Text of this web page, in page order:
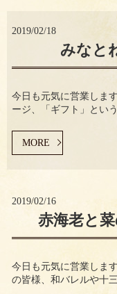
2019/02/18
みなと
今日も元気に営業しま
ージ、「ギフト」とい
MORE
2019/02/16
赤海老と
今日も元気に営業しま
の皆様、和バレルや十